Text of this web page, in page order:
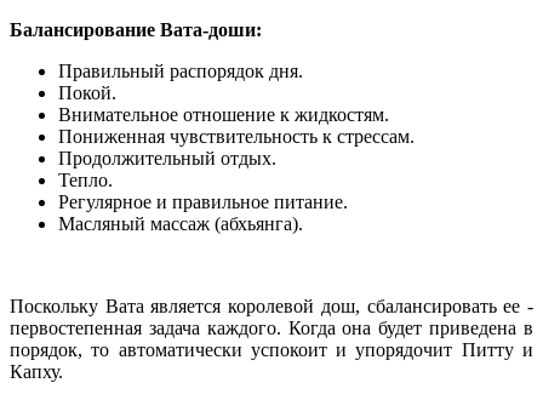
Балансирование Вата-доши:
Правильный распорядок дня.
Покой.
Внимательное отношение к жидкостям.
Пониженная чувствительность к стрессам.
Продолжительный отдых.
Тепло.
Регулярное и правильное питание.
Масляный массаж (абхьянга).
Поскольку Вата является королевой дош, сбалансировать ее -
первостепенная задача каждого. Когда она будет приведена в
порядок, то автоматически успокоит и упорядочит Питту и
Капху.